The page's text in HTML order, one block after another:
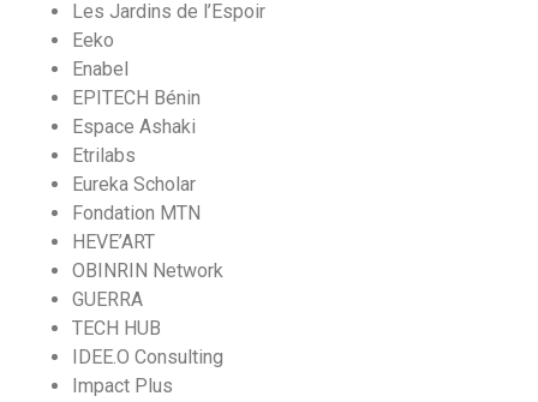
Les Jardins de l’Espoir
Eeko
Enabel
EPITECH Bénin
Espace Ashaki
Etrilabs
Eureka Scholar
Fondation MTN
HEVE’ART
OBINRIN Network
GUERRA
TECH HUB
IDEE.O Consulting
Impact Plus